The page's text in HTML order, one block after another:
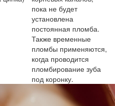
пока не будет
установлена
постоянная пломба.
Также временные
пломбы применяются,
когда проводится
пломбирование зуба
под коронку.